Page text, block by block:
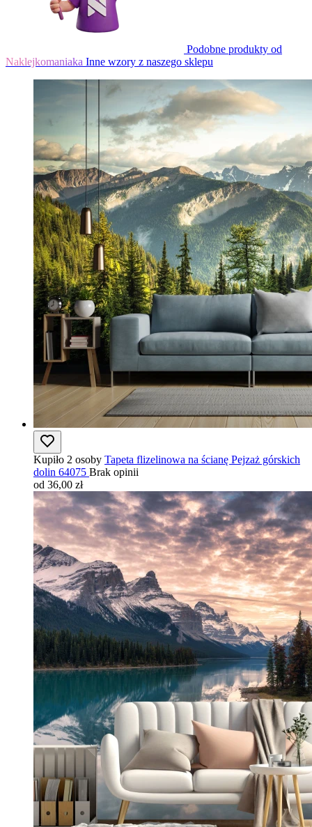
Podobne produkty od
Naklejkomaniaka Inne wzory z naszego sklepu
Kupiło 2 osoby Tapeta flizelinowa na ścianę Pejzaż górskich
dolin 64075 Brak opinii
od 36,00 zł